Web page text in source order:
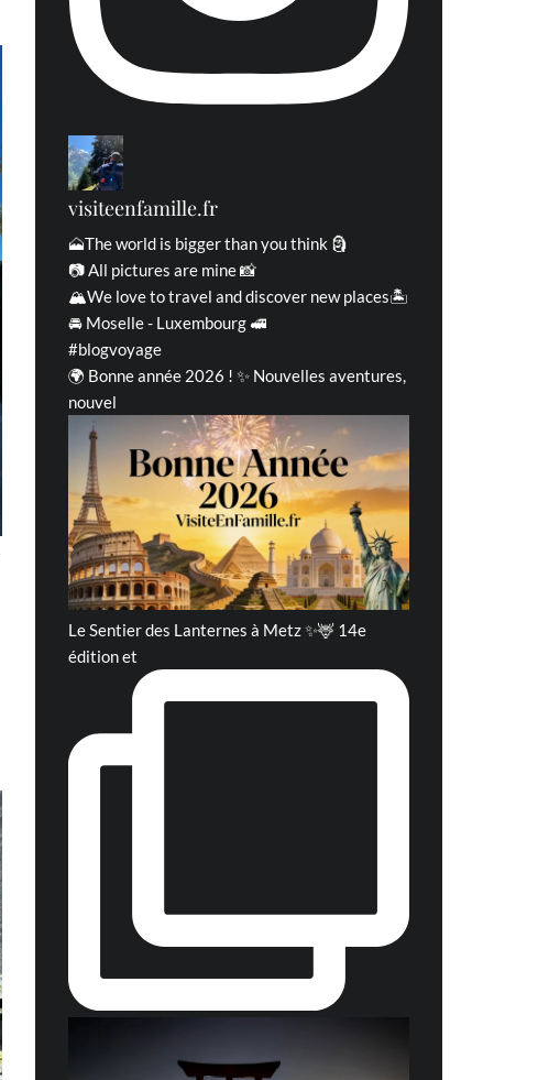
visiteenfamille.fr
🗻The world is bigger than you think 🗿
📷 All pictures are mine 📸
🏔We love to travel and discover new places🏝
🚘 Moselle - Luxembourg 🚅
#blogvoyage
🌍 Bonne année 2026 ! ✨ Nouvelles aventures,
nouvel
Le Sentier des Lanternes à Metz ✨🦌 14e
édition et